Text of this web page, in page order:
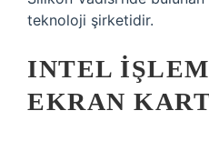
teknoloji şirketidir.
INTEL
EKRAN